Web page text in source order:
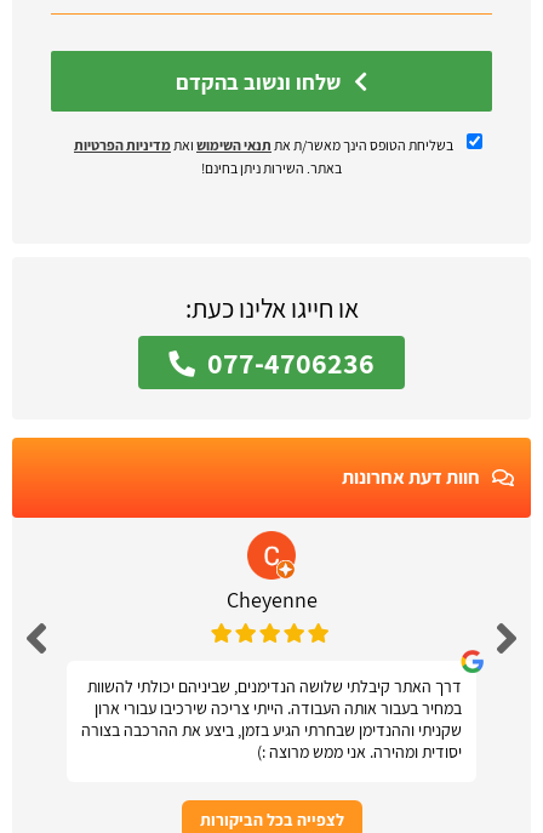
בשליחת הטופס הינך מאשר/ת את תנאי השימוש ואתמדיניות הפרטיות
באתר. השירות ניתן בחינם!
או חייגו אלינו כעת:
077-4706236
חוות דעת אחרונות
Cheyenne
דרך האתר קיבלתי שלושה הנדימנים, שביניהם יכולתי להשוות
במחיר בעבור אותה העבודה. הייתי צריכה שירכיבו עבורי ארון
שקניתי וההנדימן שבחרתי הגיע בזמן, ביצע את ההרכבה בצורה
יסודית ומהירה. אני ממש מרוצה :)
לצפייה בכל הביקורות